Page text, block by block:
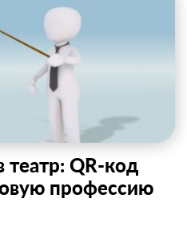
театр: QR-код
профессию